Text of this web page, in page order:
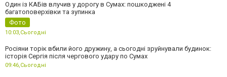
Один із КАБів влучив у дорогу в Сумах: пошкоджені 4
багатоповерхівки та зупинка
Фото
10:03,Сьогодні
Росіяни торік вбили його дружину, а сьогодні зруйнували будинок:
історія Сергія після чергового удару по Сумах
09:46,Сьогодні